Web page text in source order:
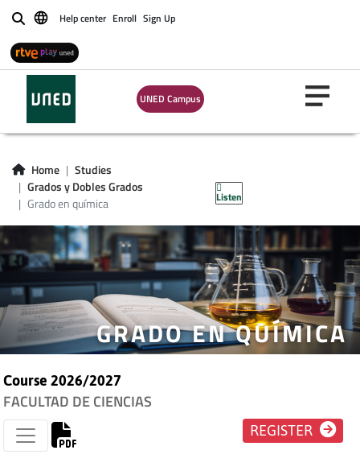
BuscarHelp center Enroll Sign Up
UNED Campus
Home
Studies
Grados y Dobles Grados
Grado en química
Listen
GRADO EN QUÍMICA
Course 2026/2027
FACULTAD DE CIENCIAS
REGISTER